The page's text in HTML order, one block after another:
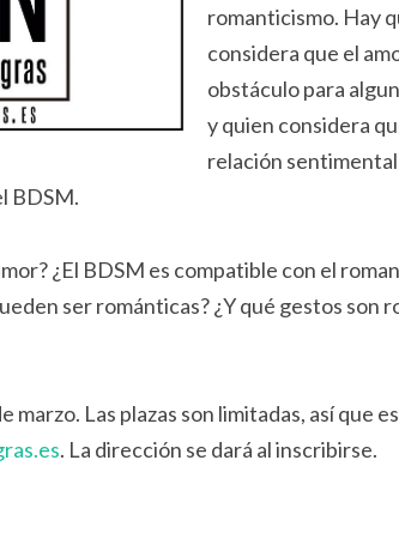
romanticismo. Hay
considera que el
obstáculo para
y quien considera
relación
BDSM.
¿El BDSM es compatible con el
ser románticas? ¿Y qué gestos son
marzo. Las plazas son limitadas, así que
. La dirección se dará al inscribirse.